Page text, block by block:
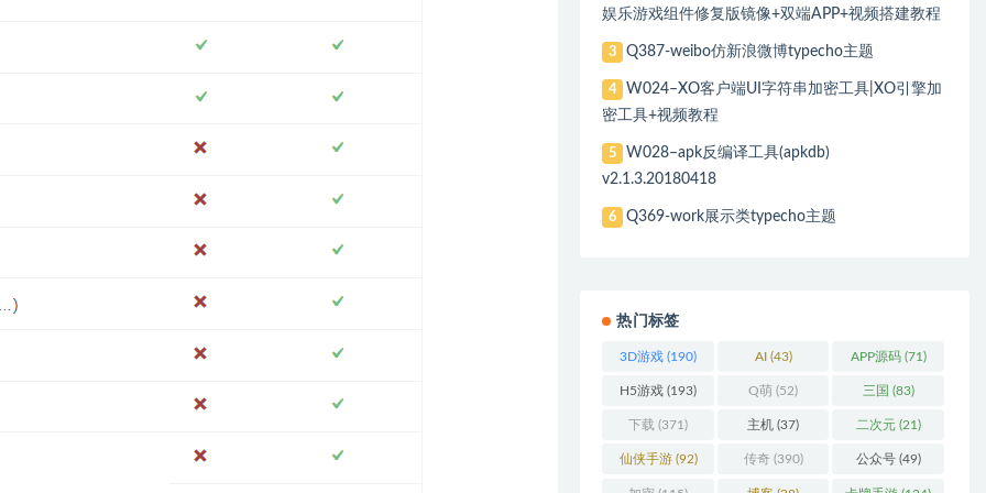
娱乐游戏组件修复版镜像+双端APP+视频搭建教程
3 Q387-weibo仿新浪微博typecho主题
4
W024–XO客户端UI字符串加密工具|XO引擎加
密工具+视频教程
5
W028–apk反编译工具(apkdb)
v2.1.3.20180418
6 Q369-work展示类typecho主题
热门标签
3D游戏 (190) AI(43) APP源码(71)
H5游戏 (193) Q萌 (52) 三国 (83)
下载 (371) 主机 (37) 二次元(21)
仙侠手游(92) 传奇(390) 公众号(49)